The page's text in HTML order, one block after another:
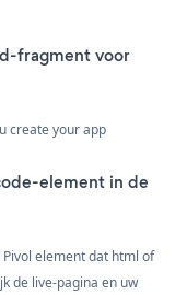
fragment voor
create your app
element in de
element dat html of
de live-pagina en uw